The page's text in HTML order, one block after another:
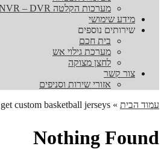
מערכות הקלטה NVR – DVR
מידע שימושי
שירותים נוספים
בית חכם
מערכת גילוי אש
לחצן מצוקה
צור קשר
אזורי שירות וסניפים
עמוד הבית »
custom basketball jerseys
Nothing Found